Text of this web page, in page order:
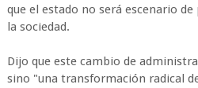
que el estado no será escenario
la sociedad.
Dijo que este cambio de
sino "una transformación radical